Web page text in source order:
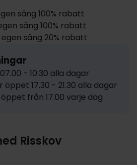
säng 100% rabatt
säng 100% rabatt
egen säng 20% rabatt
- 10.30 alla dagar
öppet 17.30 - 21.30 alla dagar
från 17.00 varje dag
Risskov